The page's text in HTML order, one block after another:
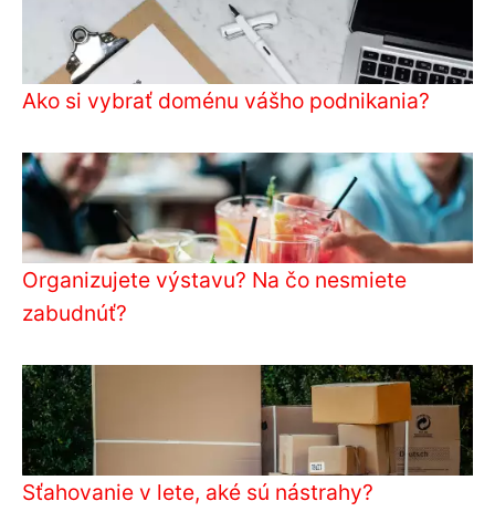
Ako si vybrať doménu vášho podnikania?
Organizujete výstavu? Na čo nesmiete
zabudnúť?
Sťahovanie v lete, aké sú nástrahy?